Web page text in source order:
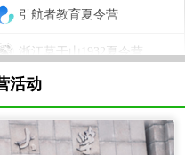
引航者教育夏令营
浙江莫干山1932夏令营
坚果部落夏令营
超人营地教育夏令营
活动